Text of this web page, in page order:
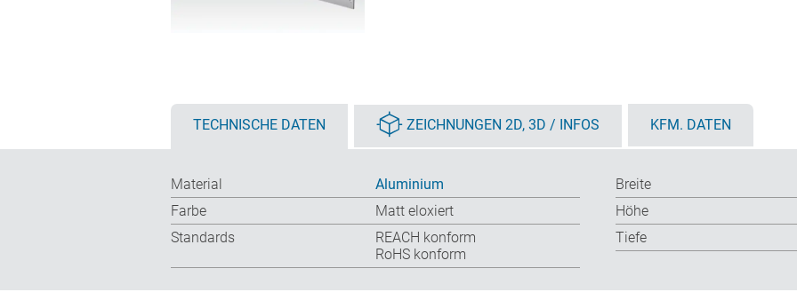
TECHNISCHE DATEN ZEICHNUNGEN 2D, 3D / INFOS KFM. DATEN
Material
Aluminium
Farbe
Matt eloxiert
Standards
REACH konform
RoHS konform
Breite
Höhe
Tiefe